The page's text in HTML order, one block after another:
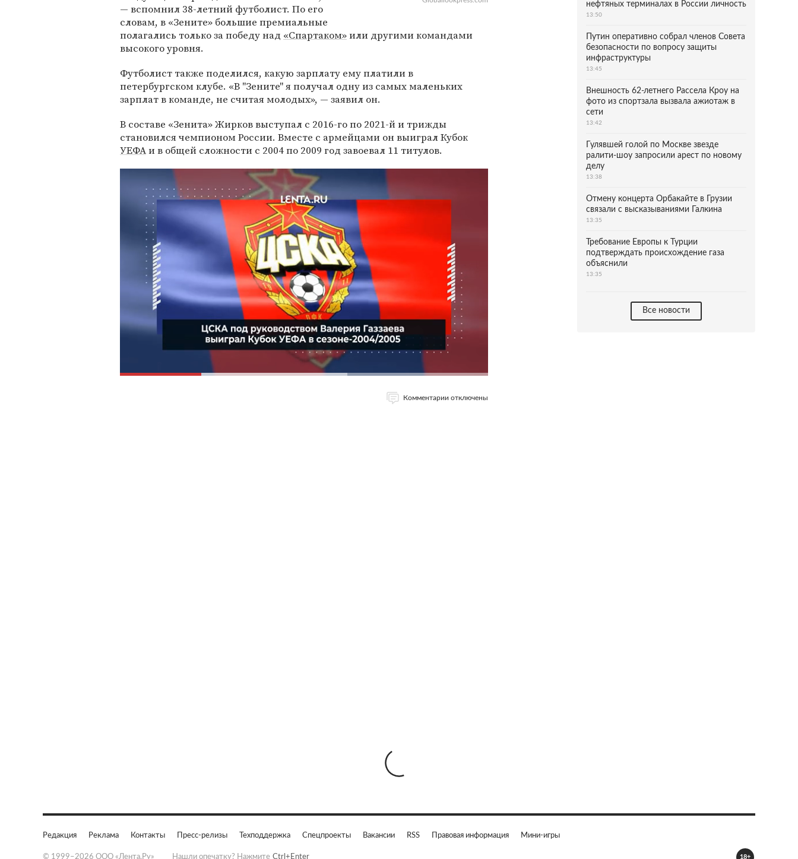
— вспомнил 38-летний футболист. По его
словам, в «Зените» большие премиальные
полагались только за победу над «Спартаком»или другими командами
высокого уровня.
Футболист также поделился, какую зарплату ему платили в
петербургском клубе. «В "Зените" я получал одну из самых маленьких
зарплат в команде, не считая молодых», — заявил он.
В составе «Зенита» Жирков выступал с 2016-го по 2021-й и трижды
становился чемпионом России. Вместе с армейцами он выиграл Кубок
УЕФАи в общей сложности с 2004 по 2009 год завоевал 11 титулов.
Комментарии отключены
нефтяных терминалах в России личность
13:50
Путин оперативно собрал членов Совета
безопасности по вопросу защиты
инфраструктуры
13:45
Внешность 62-летнего Рассела Кроу на
фото из спортзала вызвала ажиотаж в
сети
13:42
Гулявшей голой по Москве звезде
ралити-шоу запросили арест по новому
делу
13:38
Отмену концерта Орбакайте в Грузии
связали с высказываниями Галкина
13:35
Требование Европы к Турции
подтверждать происхождение газа
объяснили
13:35
Все новости
Редакция Реклама Контакты Пресс-релизы Техподдержка Спецпроекты Вакансии RSS Правовая информация Мини-игры
© 1999–2026 ООО «Лента.Ру» Нашли опечатку? Нажмите Ctrl+Enter 18+